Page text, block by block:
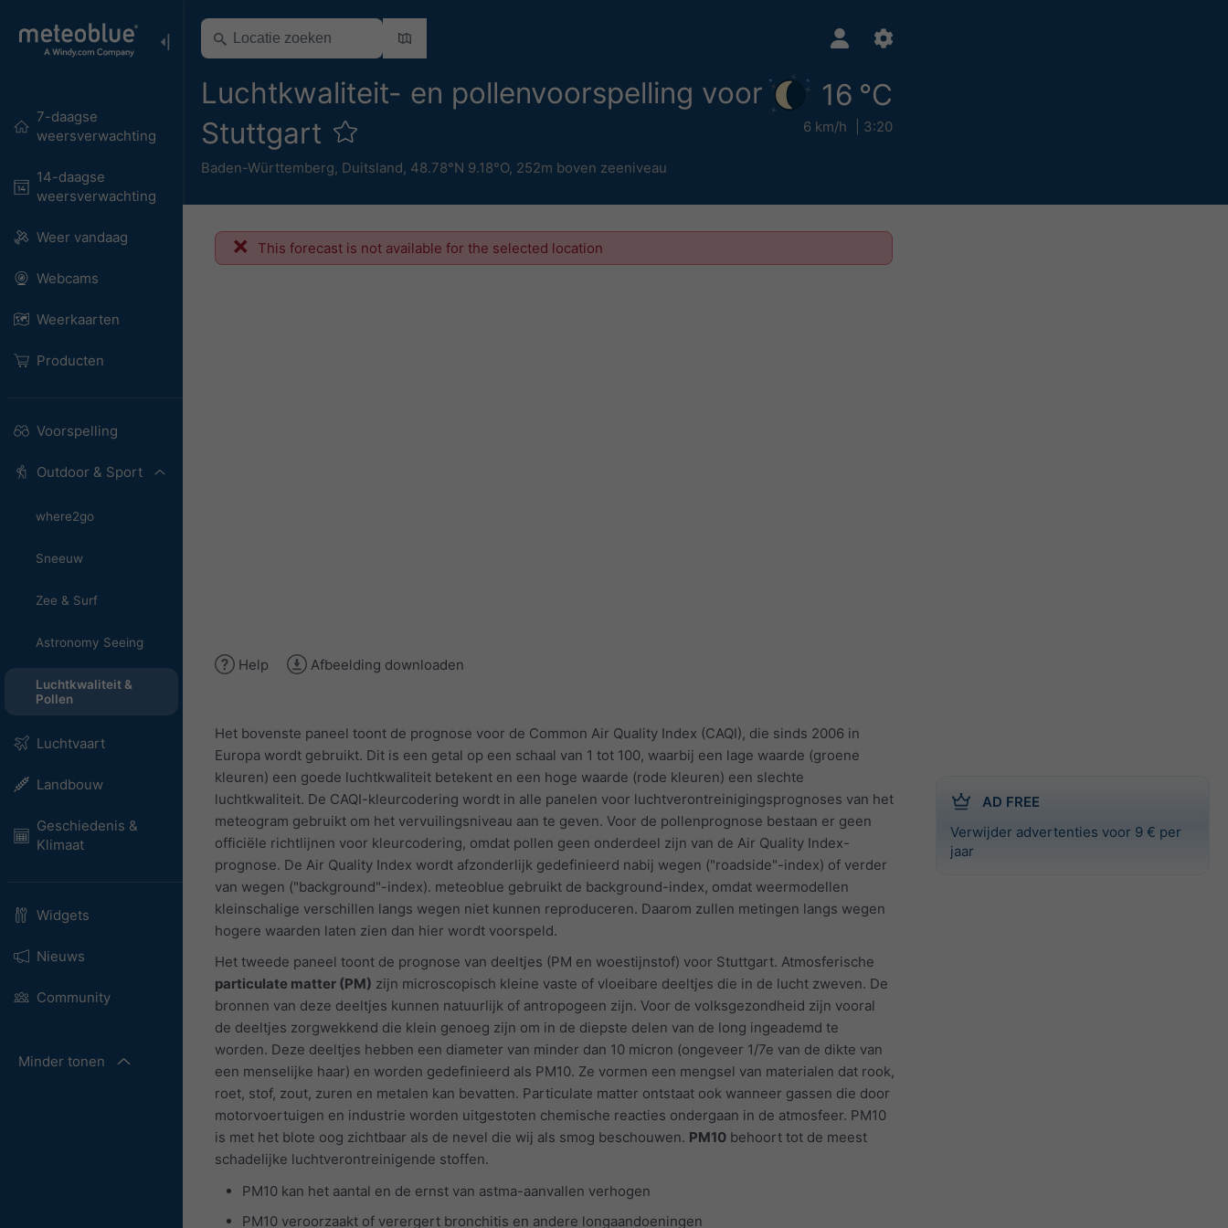
7-daagse
weersverwachting
14-daagse
weersverwachting
Weer vandaag
Webcams
Weerkaarten
Producten
Voorspelling
Outdoor & Sport
where2go
Sneeuw
Zee & Surf
Astronomy Seeing
Luchtkwaliteit &
Pollen
Luchtvaart
Landbouw
Geschiedenis &
Klimaat
Widgets
Nieuws
Community
Minder tonen
Luchtkwaliteit- en pollenvoorspelling voor
Stuttgart
Baden-Württemberg, Duitsland, 48.78°N 9.18°O, 252m boven zeeniveau
16 °C
6 km/h 3:20
AD FREE
Verwijder advertenties voor 9 € per
jaar
This forecast is not available for the selected location
Help Afbeelding downloaden
Het bovenste paneel toont de prognose voor de Common Air Quality Index (CAQI), die sinds 2006 in
Europa wordt gebruikt. Dit is een getal op een schaal van 1 tot 100, waarbij een lage waarde (groene
kleuren) een goede luchtkwaliteit betekent en een hoge waarde (rode kleuren) een slechte
luchtkwaliteit. De CAQI-kleurcodering wordt in alle panelen voor luchtverontreinigingsprognoses van het
meteogram gebruikt om het vervuilingsniveau aan te geven. Voor de pollenprognose bestaan er geen
officiële richtlijnen voor kleurcodering, omdat pollen geen onderdeel zijn van de Air Quality Index-
prognose. De Air Quality Index wordt afzonderlijk gedefinieerd nabij wegen ("roadside"-index) of verder
van wegen ("background"-index). meteoblue gebruikt de background-index, omdat weermodellen
kleinschalige verschillen langs wegen niet kunnen reproduceren. Daarom zullen metingen langs wegen
hogere waarden laten zien dan hier wordt voorspeld.
Het tweede paneel toont de prognose van deeltjes (PM en woestijnstof) voor Stuttgart. Atmosferische
particulate matter (PM) zijn microscopisch kleine vaste of vloeibare deeltjes die in de lucht zweven. De
bronnen van deze deeltjes kunnen natuurlijk of antropogeen zijn. Voor de volksgezondheid zijn vooral
de deeltjes zorgwekkend die klein genoeg zijn om in de diepste delen van de long ingeademd te
worden. Deze deeltjes hebben een diameter van minder dan 10 micron (ongeveer 1/7e van de dikte van
een menselijke haar) en worden gedefinieerd als PM10. Ze vormen een mengsel van materialen dat rook,
roet, stof, zout, zuren en metalen kan bevatten. Particulate matter ontstaat ook wanneer gassen die door
motorvoertuigen en industrie worden uitgestoten chemische reacties ondergaan in de atmosfeer. PM10
is met het blote oog zichtbaar als de nevel die wij als smog beschouwen. PM10 behoort tot de meest
schadelijke luchtverontreinigende stoffen.
PM10 kan het aantal en de ernst van astma-aanvallen verhogen
PM10 veroorzaakt of verergert bronchitis en andere longaandoeningen